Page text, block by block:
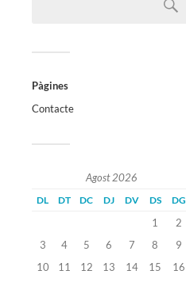
Pàgines
Contacte
Agost 2026
DL DT DC DJ DV DS DG
1
2
3
4 5 6 7 8
9
10
11 12 13 14 15
16